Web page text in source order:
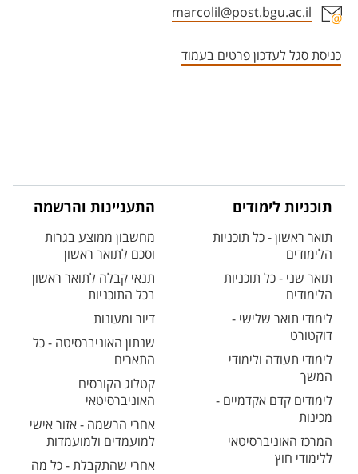
marcolil@post.bgu.ac.il
כניסת סגל לעדכון פרטים בעמוד
תוכניות לימודים
תואר ראשון - כל תוכניות
הלימודים
תואר שני - כל תוכניות
הלימודים
לימודי תואר שלישי -
דוקטורט
לימודי תעודה ולימודי
המשך
לימודים קדם אקדמיים -
מכינות
המרכז האוניברסיטאי
ללימודי חוץ
התעניינות והרשמה
מחשבון ממוצע בגרות
וסכם לתואר ראשון
תנאי קבלה לתואר ראשון
בכל התוכניות
דיור ומעונות
שנתון האוניברסיטה - כל
התארים
קטלוג הקורסים
האוניברסיטאי
אחרי הרשמה - אזור אישי
למועמדים ולמועמדות
אחרי שהתקבלת - כל מה